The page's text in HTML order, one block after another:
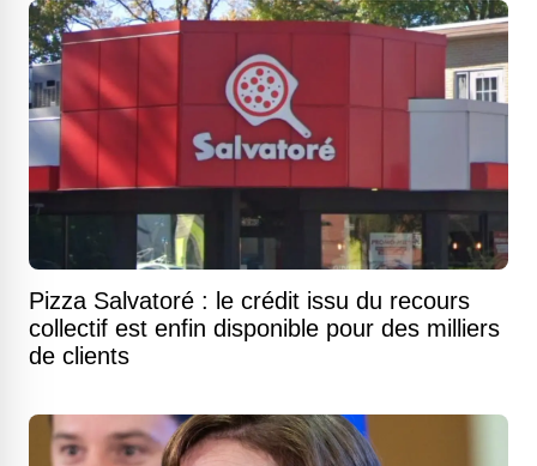
Pizza Salvatoré : le crédit issu du recours
collectif est enfin disponible pour des milliers
de clients